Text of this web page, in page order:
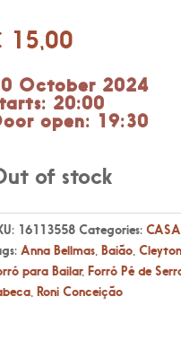
15,00
October 2024
20:00
open: 19:30
of stock
16113558 Categories:
Anna Bellmas, Baião,
para Bailar, Forró Pé de
, Roni Conceição